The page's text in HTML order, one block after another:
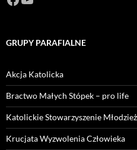
GRUPY PARAFIALNE
Akcja Katolicka
Bractwo Małych Stópek – pro life
Katolickie Stowarzyszenie
Krucjata Wyzwolenia Człowieka